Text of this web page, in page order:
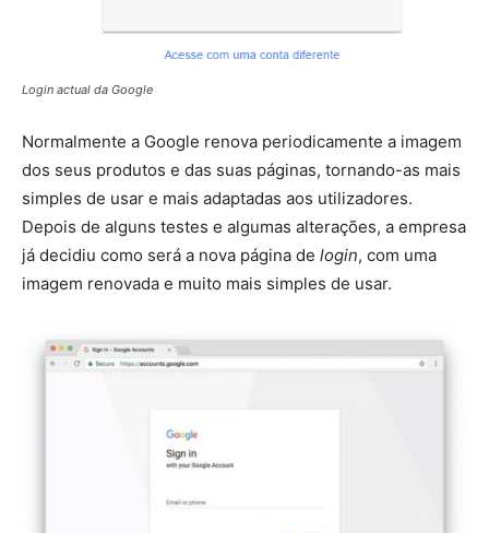
Login actual da Google
Normalmente a Google renova periodicamente a imagem
dos seus produtos e das suas páginas, tornando-as mais
simples de usar e mais adaptadas aos utilizadores.
Depois de alguns testes e algumas alterações, a empresa
já decidiu como será a nova página de login, com uma
imagem renovada e muito mais simples de usar.